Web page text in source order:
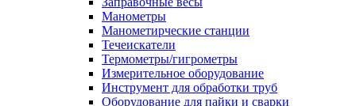
Манометры
Манометирческие станции
Течеискатели
Термометры/гигрометры
Измерительное оборудование
Инструмент для обработки труб
Оборудование для пайки и сварки